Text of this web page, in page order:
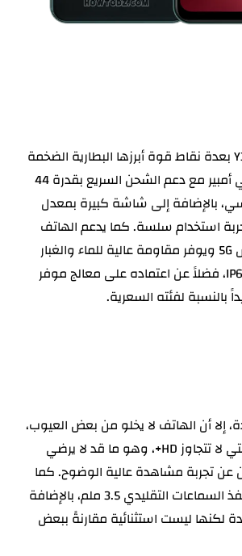
يتميز هاتف فيفو Y31 بعدة نقاط قوة أبرزها البطارية الضخمة
التي تبلغ 6500 مللي أمبير مع دعم الشحن السريع بقدرة 44
بالإضافة إلى شاشة كبيرة بمعدل
هرتز وتجربة استخدام سلسة. كما يدعم الهاتف
شبكة الجيل الخامس 5G ويوفر مقاومة عالية للماء والغبار
وفق معايير IP68/IP69، فضلاً عن اعتماده على معالج موفر
بالنسبة لفئته السعرية.
إلا أن الهاتف لا يخلو من بعض العيوب،
مثل دقة الشاشة التي لا تتجاوز HD+، وهو ما قد لا يرضي
عن تجربة مشاهدة عالية الوضوح. كما
يفتقد الجهاز إلى منفذ السماعات التقليدي 3.5 ملم، بالإضافة
لكنها ليست استثنائية مقارنةً ببعض